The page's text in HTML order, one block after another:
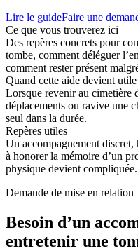
Lire le guideFaire une
Ce que vous trouverez ici
Des repères concrets pour
tombe, comment déléguer
comment rester présent
Quand cette aide devient utile
Lorsque revenir au cimetière
déplacements ou ravive une
seul dans la durée.
Repères utiles
Un accompagnement
à honorer la mémoire d’un
physique devient compliquée.
Demande de mise en relation
Besoin d’un
entretenir une